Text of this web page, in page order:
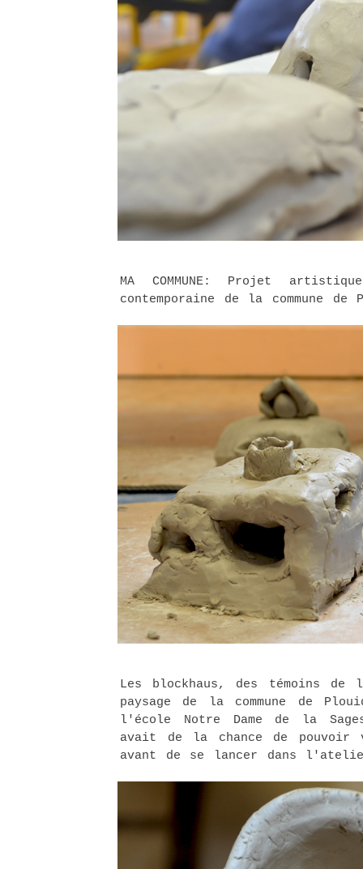
MA COMMUNE: Projet
contemporaine de la commune de
Les blockhaus, des témoins
paysage de la commune de
l'école Notre Dame de la
avait de la chance de
avant de se lancer dans